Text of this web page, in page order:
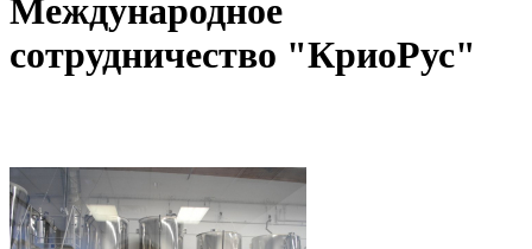
Международное
сотрудничество "КриоРус"